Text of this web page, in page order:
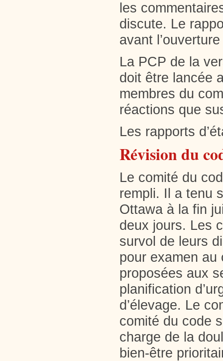
les
discute. Le
avant
La PCP de la
doit être lancée
membres du
réactions que
Les rapports
Révision du
Le comité du
rempli. Il a tenu
Ottawa à la fin
deux jours. Les
survol de leurs
pour examen au
proposées aux
planification
d’élevage. Le
comité du code
charge de la
bien-être